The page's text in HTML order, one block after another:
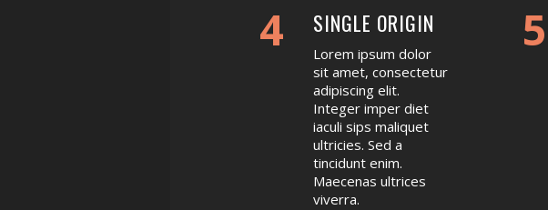
4 SINGLE ORIGIN
Lorem ipsum dolor
sit amet, consectetur
adipiscing elit.
Integer imper diet
iaculi sips maliquet
ultricies. Sed a
tincidunt enim.
Maecenas ultrices
viverra.
5